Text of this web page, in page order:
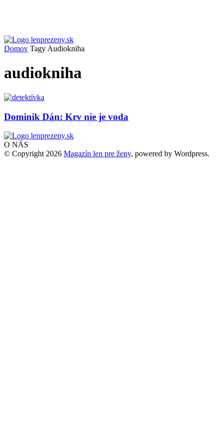
Domov Tagy Audiokniha
audiokniha
Dominik Dán: Krv nie je voda
O NÁS
© Copyright 2026 Magazín len pre ženy, powered by Wordpress.